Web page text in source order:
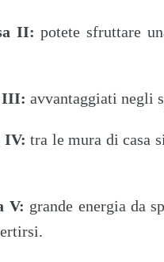
II: potete sfruttare
III: avvantaggiati negli
IV: tra le mura di casa
V: grande energia da